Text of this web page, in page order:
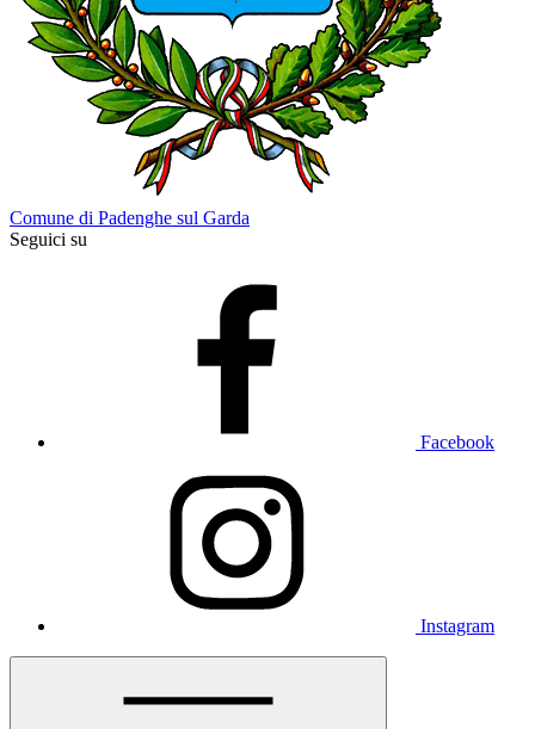
Comune di Padenghe sul Garda
Seguici su
Facebook
Instagram